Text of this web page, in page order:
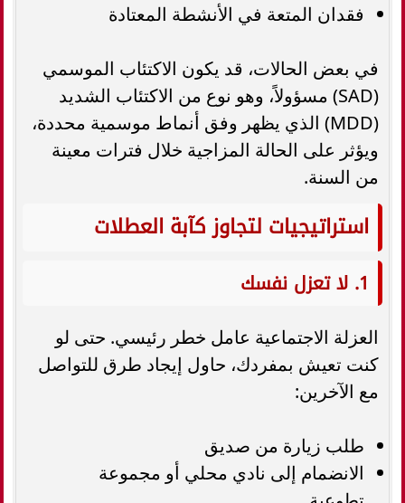
فقدان المتعة في الأنشطة المعتادة
في بعض الحالات، قد يكون الاكتئاب الموسمي
(SAD) مسؤولاً، وهو نوع من الاكتئاب الشديد
(MDD) الذي يظهر وفق أنماط موسمية محددة،
ويؤثر على الحالة المزاجية خلال فترات معينة
من السنة.
استراتيجيات لتجاوز كآبة العطلات
1. لا تعزل نفسك
العزلة الاجتماعية عامل خطر رئيسي. حتى لو
كنت تعيش بمفردك، حاول إيجاد طرق للتواصل
مع الآخرين:
طلب زيارة من صديق
الانضمام إلى نادي محلي أو مجموعة